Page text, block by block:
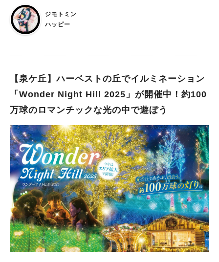
みや仁徳天皇陵古墳を始めとする世界遺産・百舌鳥古墳群などを
空の上から眺めてみませんか？ 【おおさか堺バルーン】 都市部
で運行する唯一ヘリウム型気球体験
ジモトミン
ハッピー
【泉ケ丘】ハーベストの丘でイルミネーション
「Wonder Night Hill 2025」が開催中！約100
万球のロマンチックな光の中で遊ぼう